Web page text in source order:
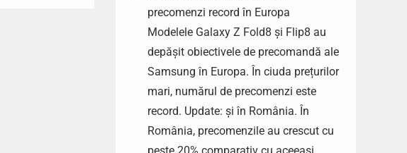
precomenzi record în Europa
Modelele Galaxy Z Fold8 și Flip8 au
depășit obiectivele de precomandă ale
Samsung în Europa. În ciuda prețurilor
mari, numărul de precomenzi este
record. Update: și în România. În
România, precomenzile au crescut cu